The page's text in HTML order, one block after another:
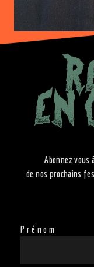
EN
Abonnez
de nos prochains
Prénom